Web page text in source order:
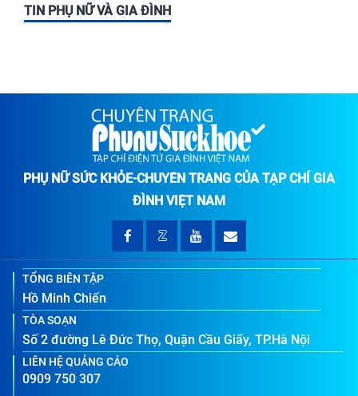
TIN PHỤ NỮ VÀ GIA ĐÌNH
PHỤ NỮ SỨC KHỎE-CHUYÊN TRANG CỦA TẠP CHÍ GIA
ĐÌNH VIỆT NAM
TỔNG BIÊN TẬP
Hồ Minh Chiến
TÒA SOẠN
Số 2 đường Lê Đức Thọ, Quận Cầu Giấy, TP.Hà Nội
LIÊN HỆ QUẢNG CÁO
0909 750 307